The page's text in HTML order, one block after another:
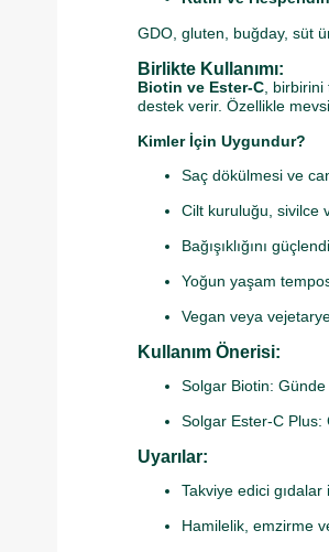
GDO, gluten, buğday, süt
Birlikte Kullanımı:
Biotin ve Ester-C ,
destek verir. Özellikle
Kimler İçin Uygundur?
Saç dökülmesi ve
Cilt kuruluğu, sivilce
Bağışıklığını
Yoğun yaşam
Vegan veya
Kullanım Önerisi:
Solgar Biotin: Günde
Solgar Ester-C Plus:
Uyarılar:
Takviye edici gıdalar
Hamilelik, emzirme